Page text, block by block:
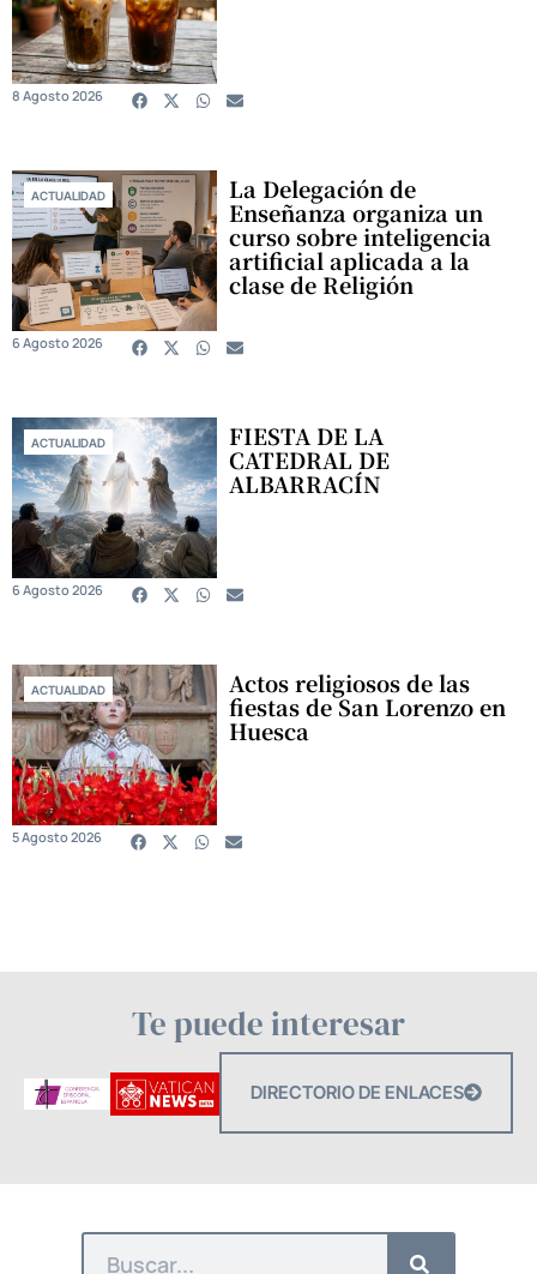
8 Agosto 2026
ACTUALIDAD La Delegación de
Enseñanza organiza un
curso sobre inteligencia
artificial aplicada a la
clase de Religión
6 Agosto 2026
ACTUALIDAD FIESTA DE LA
CATEDRAL DE
ALBARRACÍN
6 Agosto 2026
ACTUALIDAD Actos religiosos de las
fiestas de San Lorenzo en
Huesca
5 Agosto 2026
Te puede interesar
DIRECTORIO DE ENLACES